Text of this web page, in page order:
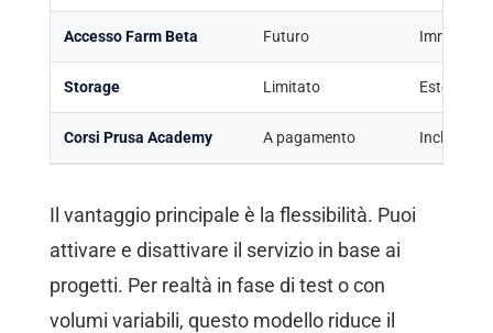
Accesso Farm Beta Futuro Immediato
Storage Limitato Esteso
Corsi Prusa Academy A pagamento Inclusi
Il vantaggio principale è la flessibilità. Puoi
attivare e disattivare il servizio in base ai
progetti. Per realtà in fase di test o con
volumi variabili, questo modello riduce il